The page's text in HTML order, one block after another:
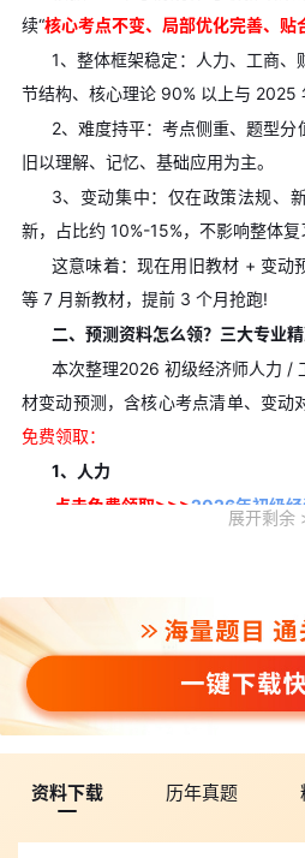
续“核心考点不变、局部优化完善、贴
1、整体框架稳定：人力、工商
节结构、核心理论 90% 以上与 2025
2、难度持平：考点侧重、题型
旧以理解、记忆、基础应用为主。
3、变动集中：仅在政策法规、
新，占比约 10%-15%，不影响整体复
这意味着：现在用旧教材 + 变动
等 7 月新教材，提前 3 个月抢跑!
二、预测资料怎么领？三大专业
本次整理2026 初级经济师人力 /
材变动预测，含核心考点清单、变动
免费领取：
1、人力
点击免费领取>>>2026年初级经
2、工商
点击免费领取>>>2026年初级经
预测
点击免费领取>>>2026年初级经
展开剩余
资料下载 历年真题